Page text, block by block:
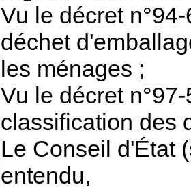
Vu le décret
déchet
les ménages ;
Vu le décret
classification des
Le Conseil d'État
entendu,